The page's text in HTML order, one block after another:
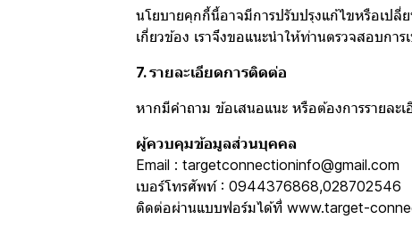
นโยบายคุกกี้นี้อาจมีการปรับปรุงแก้ไขหรือเป
เกี่ยวข้อง เราจึงขอแนะนำให้ท่านตรวจสอบกา
7. รายละเอียดการติดต่อ
หากมีคำถาม ข้อเสนอแนะ หรือต้องการรายล
ผู้ควบคุมข้อมูลส่วนบุคคล
Email : targetconnectioninfo@gmail.com
เบอร์โทรศัพท์ : 0944376868,028702546
ติดต่อผ่านแบบฟอร์มได้ที่ www.target-